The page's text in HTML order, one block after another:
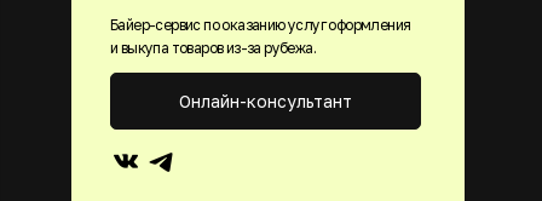
Байер-сервис по оказанию услуг оформления
и выкупа товаров из-за рубежа.
Онлайн-консультант